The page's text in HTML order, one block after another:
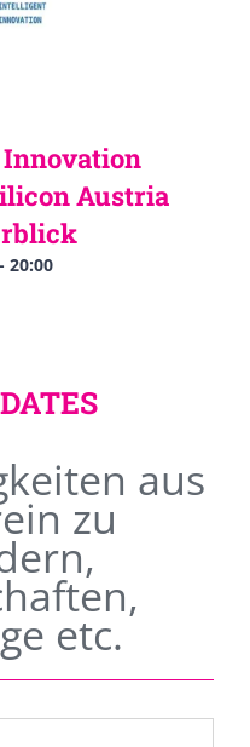
Austria
- 20:00
aus
zu
etc.